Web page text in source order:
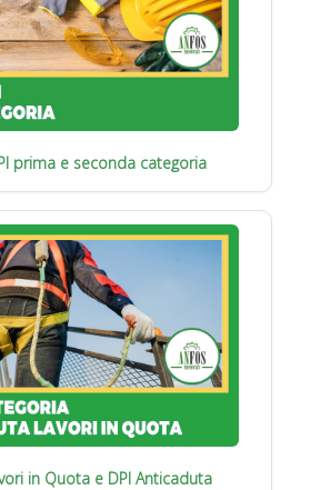
prima e seconda categoria
in Quota e DPI Anticaduta